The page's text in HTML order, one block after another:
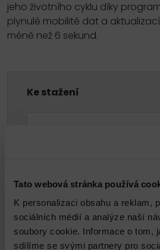
Tato webová stránka používá
K personalizaci obsahu a reklam,
sociálních médií a analýze naší
soubory cookie. Informace o tom,
sdílíme se svými partnery pro
jeho životního cyklu díky
plynulé mobilitě dat a
méně než 6 sekund.
Ke stažení
Technický garant